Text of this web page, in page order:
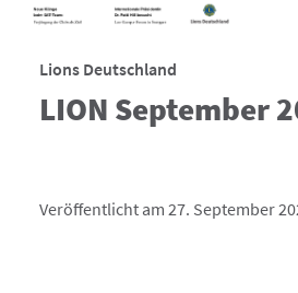
Lions Deutschland
LION September
Veröffentlicht am 27. September